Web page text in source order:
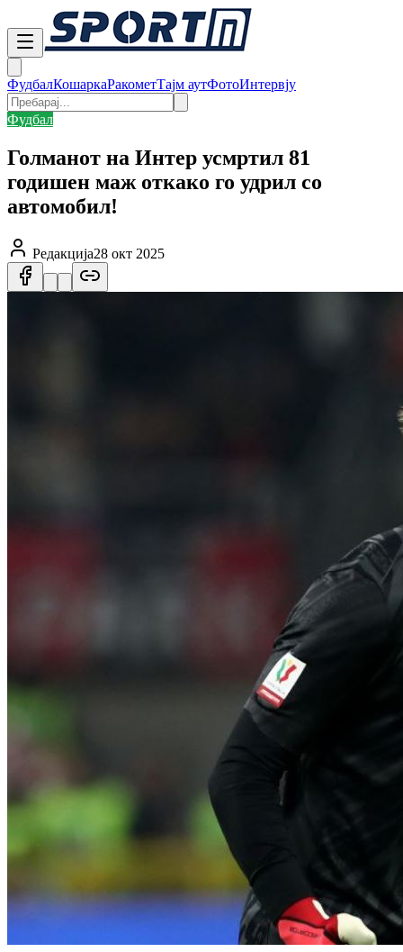
ФудбалКошаркаРакометТајм аутФотоИнтервју
Фудбал
Голманот на Интер усмртил 81
годишен маж откако го удрил со
автомобил!
Редакција28 окт 2025